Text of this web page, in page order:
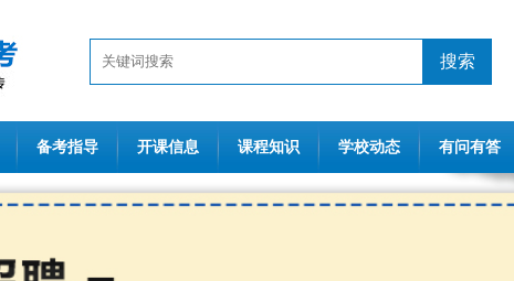
搜索
备考指导 开课信息 课程知识 学校动态 有问有答